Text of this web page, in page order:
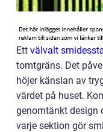
Ett välvalt
tomtgräns. Det
höjer känslan av
värdet på huset.
genomtänkt design
varje sektion gör